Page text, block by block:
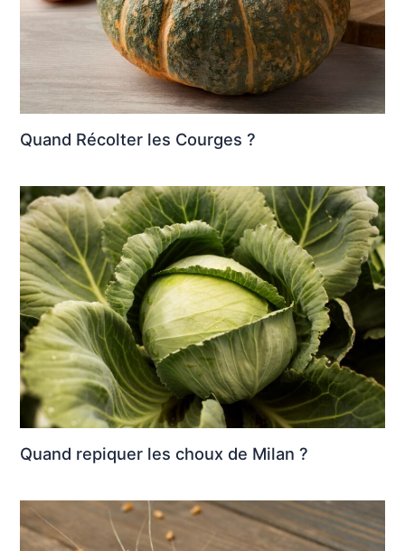
Quand Récolter les Courges ?
Quand repiquer les choux de Milan ?